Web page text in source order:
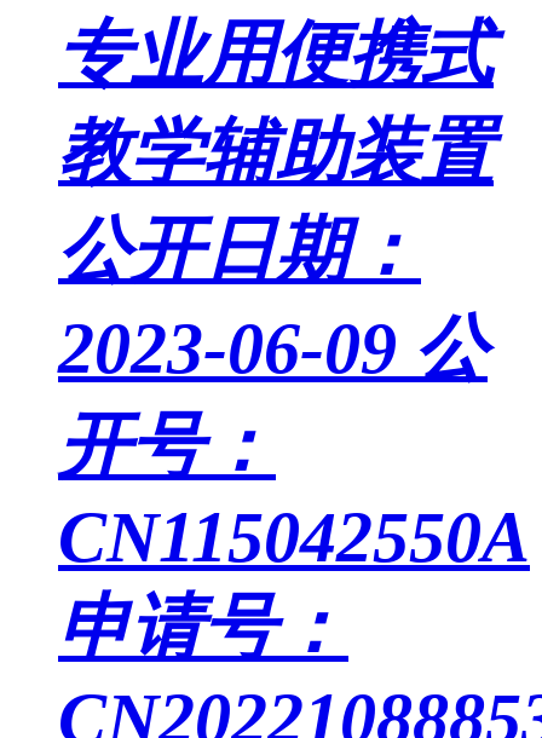
专业用便携式
教学辅助装置
公开日期：
2023-06-09 公
开号：
CN115042550A
申请号：